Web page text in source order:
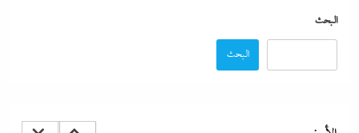
البحث
البحث
والطريق بـ”إندكس” تفاصيل تصعيد شراكة القاهرة وبكين